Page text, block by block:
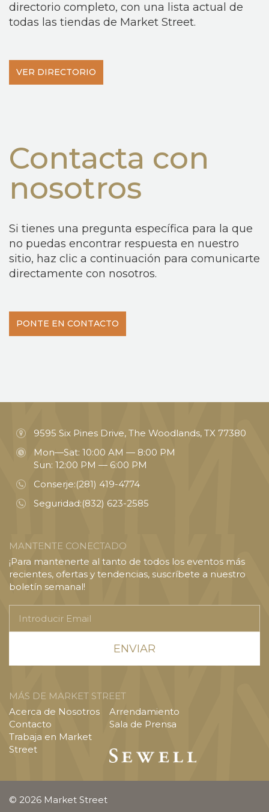
directorio completo, con una lista actual de
todas las tiendas de Market Street.
VER DIRECTORIO
Contacta con
nosotros
Si tienes una pregunta específica para la que
no puedas encontrar respuesta en nuestro
sitio, haz clic a continuación para comunicarte
directamente con nosotros.
PONTE EN CONTACTO
9595 Six Pines Drive, The Woodlands, TX 77380
Mon—Sat: 10:00 AM — 8:00 PM
Sun: 12:00 PM — 6:00 PM
Conserje:(281) 419-4774
Seguridad:(832) 623-2585
MANTENTE CONECTADO
¡Para mantenerte al tanto de todos los eventos más
recientes, ofertas y tendencias, suscríbete a nuestro
boletín semanal!
Email
MÁS DE MARKET STREET
Acerca de Nosotros
Contacto
Trabaja en Market
Street
Arrendamiento
Sala de Prensa
© 2026 Market Street